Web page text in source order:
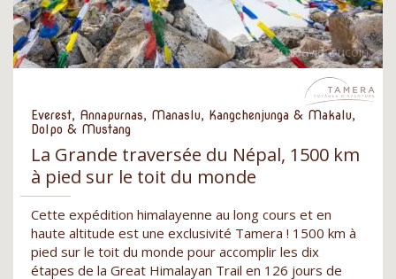
Everest, Annapurnas, Manaslu, Kangchenjunga & Makalu,
Dolpo & Mustang
La Grande traversée du Népal, 1500 km
à pied sur le toit du monde
Cette expédition himalayenne au long cours et en
haute altitude est une exclusivité Tamera ! 1500 km à
pied sur le toit du monde pour accomplir les dix
étapes de la Great Himalayan Trail en 126 jours de